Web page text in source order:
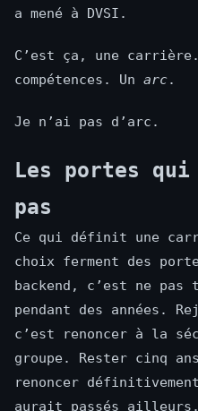
a mené à DVSI.
C’est ça, une carrière.
compétences. Un arc.
Je n’ai pas d’arc.
Les portes qui
pas
Ce qui définit une
choix ferment des
backend, c’est ne pas
pendant des années.
c’est renoncer à la
groupe. Rester cinq
renoncer
aurait passés ailleurs.